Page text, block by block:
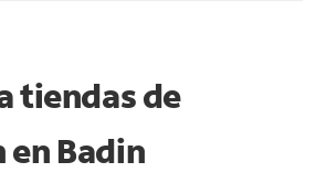
tiendas de
en Badin